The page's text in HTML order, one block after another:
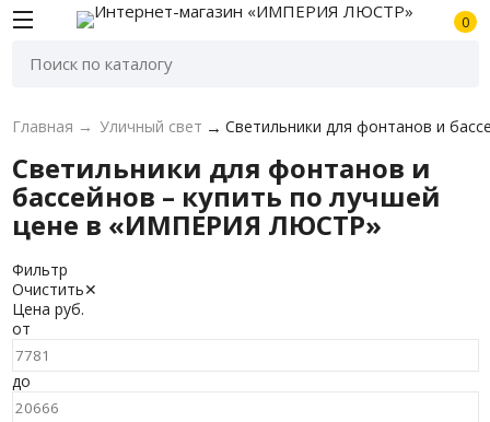
0
Главная → Уличный свет → Светильники для фонтанов и
Светильники для фонтанов и
бассейнов – купить по лучшей
цене в «ИМПЕРИЯ ЛЮСТР»
Фильтр
Очистить✕
Цена руб.
от
до